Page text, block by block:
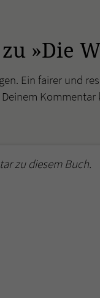
»Die
Ein fairer und
Kommentar
zu diesem Buch.